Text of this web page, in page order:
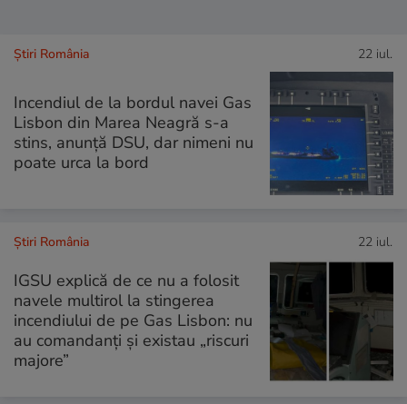
Știri România 22 iul.
Incendiul de la bordul navei Gas
Lisbon din Marea Neagră s-a
stins, anunță DSU, dar nimeni nu
poate urca la bord
Știri România 22 iul.
IGSU explică de ce nu a folosit
navele multirol la stingerea
incendiului de pe Gas Lisbon: nu
au comandanți și existau „riscuri
majore”